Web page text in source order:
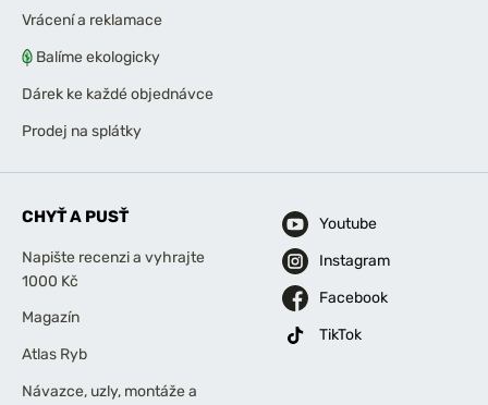
Vrácení a reklamace
Balíme ekologicky
Dárek ke každé objednávce
Prodej na splátky
CHYŤ A PUSŤ
Napište recenzi a vyhrajte
1000 Kč
Magazín
Atlas Ryb
Návazce, uzly, montáže a
Youtube
Instagram
Facebook
TikTok